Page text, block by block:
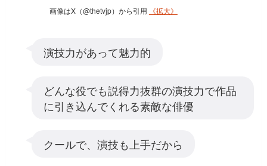
画像はX（@thetvjp）から引用 《拡大》
演技力があって魅力的
どんな役でも説得力抜群の演技力で作品
に引き込んでくれる素敵な俳優
クールで、演技も上手だから